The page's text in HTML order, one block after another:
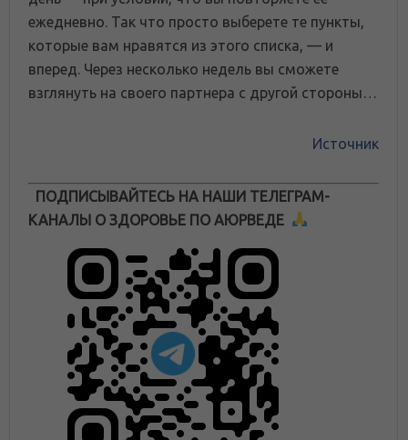
ежедневно. Так что просто выберете те пункты,
которые вам нравятся из этого списка, — и
вперед. Через несколько недель вы сможете
взглянуть на своего партнера с другой стороны…
Источник
ПОДПИСЫВАЙТЕСЬ НА НАШИ ТЕЛЕГРАМ-
КАНАЛЫ О ЗДОРОВЬЕ ПО АЮРВЕДЕ